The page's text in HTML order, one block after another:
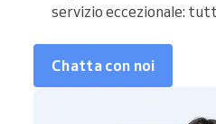
servizio eccezionale:
Chatta con noi